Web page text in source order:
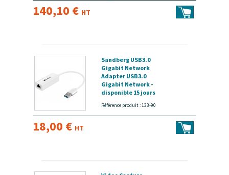
140,10 € HT
Sandberg USB3.0
Gigabit Network
Adapter USB3.0
Gigabit Network -
disponible 15 jours
Référence produit : 133-90
18,00 € HT